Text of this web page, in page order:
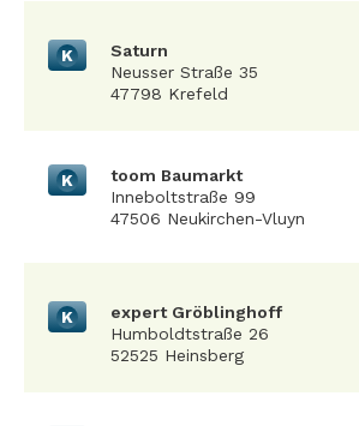
K
Saturn
Neusser Straße 35
47798 Krefeld
K
toom Baumarkt
Inneboltstraße 99
47506 Neukirchen-Vluyn
K
expert Gröblinghoff
Humboldtstraße 26
52525 Heinsberg